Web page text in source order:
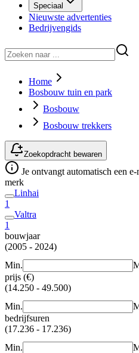
Speciaal
Nieuwste advertenties
Bedrijvengids
Home
Bosbouw tuin en park
Bosbouw
Bosbouw trekkers
Zoekopdracht bewaren
Je ontvangt automatisch een
merk
Linhai
1
Valtra
1
bouwjaar
(2005 - 2024)
Min.
prijs (€)
(14.250 - 49.500)
Min.
bedrijfsuren
(17.236 - 17.236)
Min.